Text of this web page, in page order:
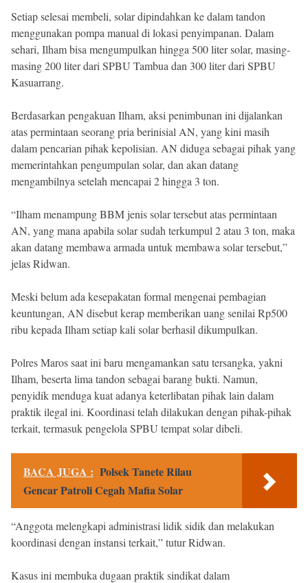
Setiap selesai membeli, solar dipindahkan ke dalam tandon
menggunakan pompa manual di lokasi penyimpanan. Dalam
sehari, Ilham bisa mengumpulkan hingga 500 liter solar, masing-
masing 200 liter dari SPBU Tambua dan 300 liter dari SPBU
Kasuarrang.
Berdasarkan pengakuan Ilham, aksi penimbunan ini dijalankan
atas permintaan seorang pria berinisial AN, yang kini masih
dalam pencarian pihak kepolisian. AN diduga sebagai pihak yang
memerintahkan pengumpulan solar, dan akan datang
mengambilnya setelah mencapai 2 hingga 3 ton.
“Ilham menampung BBM jenis solar tersebut atas permintaan
AN, yang mana apabila solar sudah terkumpul 2 atau 3 ton, maka
akan datang membawa armada untuk membawa solar tersebut,”
jelas Ridwan.
Meski belum ada kesepakatan formal mengenai pembagian
keuntungan, AN disebut kerap memberikan uang senilai Rp500
ribu kepada Ilham setiap kali solar berhasil dikumpulkan.
Polres Maros saat ini baru mengamankan satu tersangka, yakni
Ilham, beserta lima tandon sebagai barang bukti. Namun,
penyidik menduga kuat adanya keterlibatan pihak lain dalam
praktik ilegal ini. Koordinasi telah dilakukan dengan pihak-pihak
terkait, termasuk pengelola SPBU tempat solar dibeli.
BACA JUGA : Polsek Tanete Rilau
Gencar Patroli Cegah Mafia Solar
“Anggota melengkapi administrasi lidik sidik dan melakukan
koordinasi dengan instansi terkait,” tutur Ridwan.
Kasus ini membuka dugaan praktik sindikat dalam